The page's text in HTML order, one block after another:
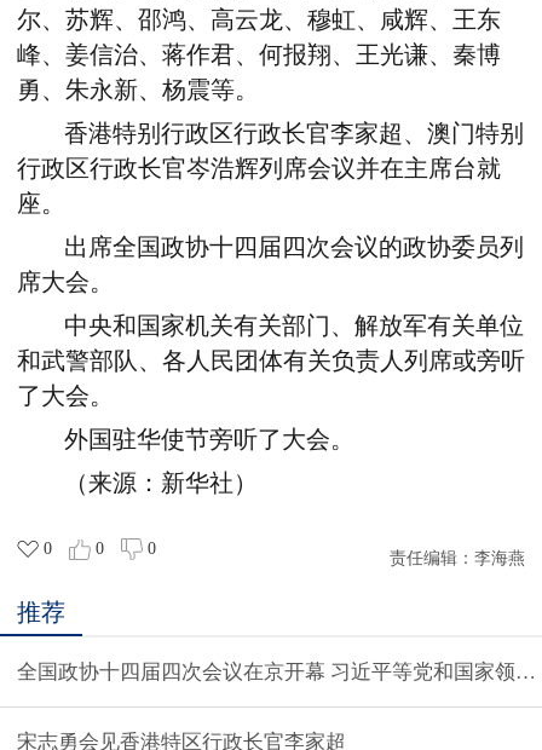
尔、苏辉、邵鸿、高云龙、穆虹、咸辉、王东
峰、姜信治、蒋作君、何报翔、王光谦、秦博
勇、朱永新、杨震等。
香港特别行政区行政长官李家超、澳门特别
行政区行政长官岑浩辉列席会议并在主席台就
座。
出席全国政协十四届四次会议的政协委员列
席大会。
中央和国家机关有关部门、解放军有关单位
和武警部队、各人民团体有关负责人列席或旁听
了大会。
外国驻华使节旁听了大会。
（来源：新华社）
0 0 0
责任编辑： 李海燕
推荐
全国政协十四届四次会议在京开幕 习近平等党和国家领
宋志勇会见香港特区行政长官李家超